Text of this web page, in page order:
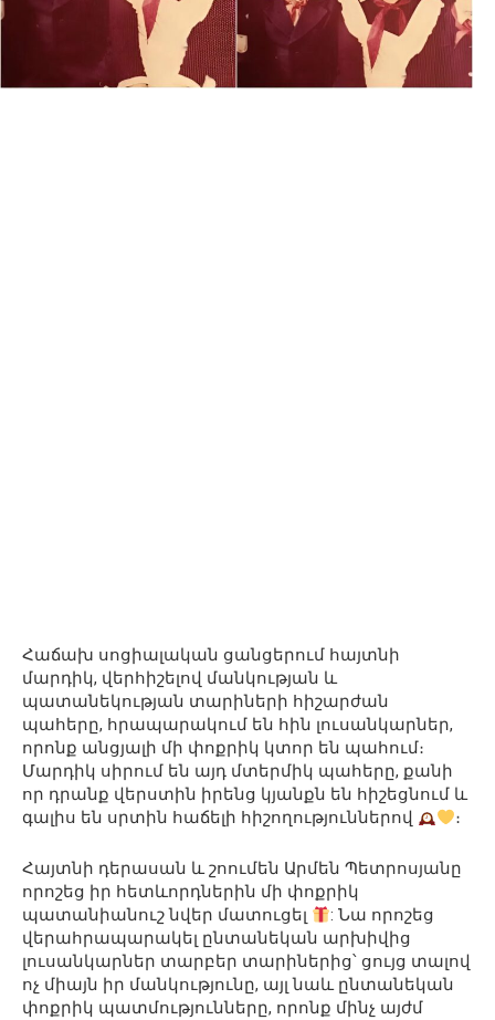
Հաճախ սոցիալական ցանցերում հայտնի
մարդիկ, վերհիշելով մանկության և
պատանեկության տարիների հիշարժան
պահերը, հրապարակում են հին լուսանկարներ,
որոնք անցյալի մի փոքրիկ կտոր են պահում։
Մարդիկ սիրում են այդ մտերմիկ պահերը, քանի
որ դրանք վերստին իրենց կյանքն են հիշեցնում և
գալիս են սրտին հաճելի հիշողություններով
։
Հայտնի դերասան և շոումեն Արմեն Պետրոսյանը
որոշեց իր հետևորդներին մի փոքրիկ
պատանիանուշ նվեր մատուցել
: Նա որոշեց
վերահրապարակել ընտանեկան արխիվից
լուսանկարներ տարբեր տարիներից՝ ցույց տալով
ոչ միայն իր մանկությունը, այլ նաև ընտանեկան
փոքրիկ պատմությունները, որոնք մինչ այժմ